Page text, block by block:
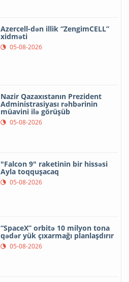
Azercell-dən illik “ZengimCELL”
xidməti
05-08-2026
Nazir Qazaxıstanın Prezident
Administrasiyası rəhbərinin
müavini ilə görüşüb
05-08-2026
"Falcon 9" raketinin bir hissəsi
Ayla toqquşacaq
05-08-2026
“SpaceX” orbitə 10 milyon tona
qədər yük çıxarmağı planlaşdırır
05-08-2026